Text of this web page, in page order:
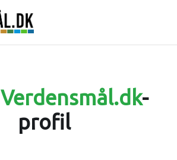
Verdensmål.dk-
profil